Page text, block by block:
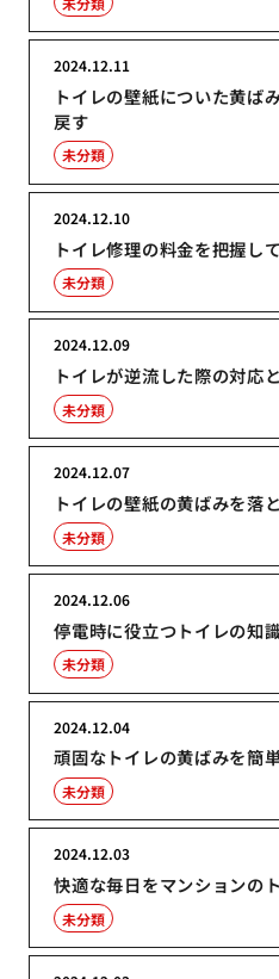
トイレの壁紙についた黄ば
戻す
2024.12.11
未分類
トイレ修理の料金を把握し
2024.12.10
未分類
トイレが逆流した際の対応
2024.12.09
未分類
トイレの壁紙の黄ばみを落
2024.12.07
未分類
停電時に役立つトイレの知
2024.12.06
未分類
頑固なトイレの黄ばみを簡
2024.12.04
未分類
快適な毎日をマンションの
2024.12.03
未分類